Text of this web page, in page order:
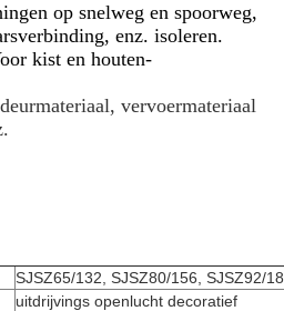
op snelweg en spoorweg,
enz. isoleren.
kist en houten-
deurmateriaal, vervoermateriaal
SJSZ65/132, SJSZ80/156, SJSZ92/
uitdrijvings openlucht decoratief